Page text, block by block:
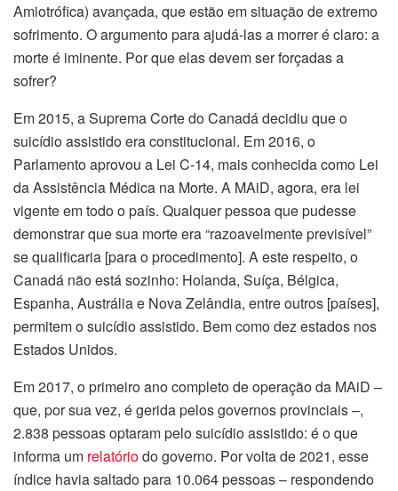
Amiotrófica) avançada, que estão em situação de extremo
sofrimento. O argumento para ajudá-las a morrer é claro: a
morte é iminente. Por que elas devem ser forçadas a
sofrer?
Em 2015, a Suprema Corte do Canadá decidiu que o
suicídio assistido era constitucional. Em 2016, o
Parlamento aprovou a Lei C-14, mais conhecida como Lei
da Assistência Médica na Morte. A MAiD, agora, era lei
vigente em todo o país. Qualquer pessoa que pudesse
demonstrar que sua morte era “razoavelmente previsível”
se qualificaria [para o procedimento]. A este respeito, o
Canadá não está sozinho: Holanda, Suíça, Bélgica,
Espanha, Austrália e Nova Zelândia, entre outros [países],
permitem o suicídio assistido. Bem como dez estados nos
Estados Unidos.
Em 2017, o primeiro ano completo de operação da MAiD –
que, por sua vez, é gerida pelos governos provinciais –,
2.838 pessoas optaram pelo suicídio assistido: é o que
informa um relatóriodo governo. Por volta de 2021, esse
índice havia saltado para 10.064 pessoas – respondendo